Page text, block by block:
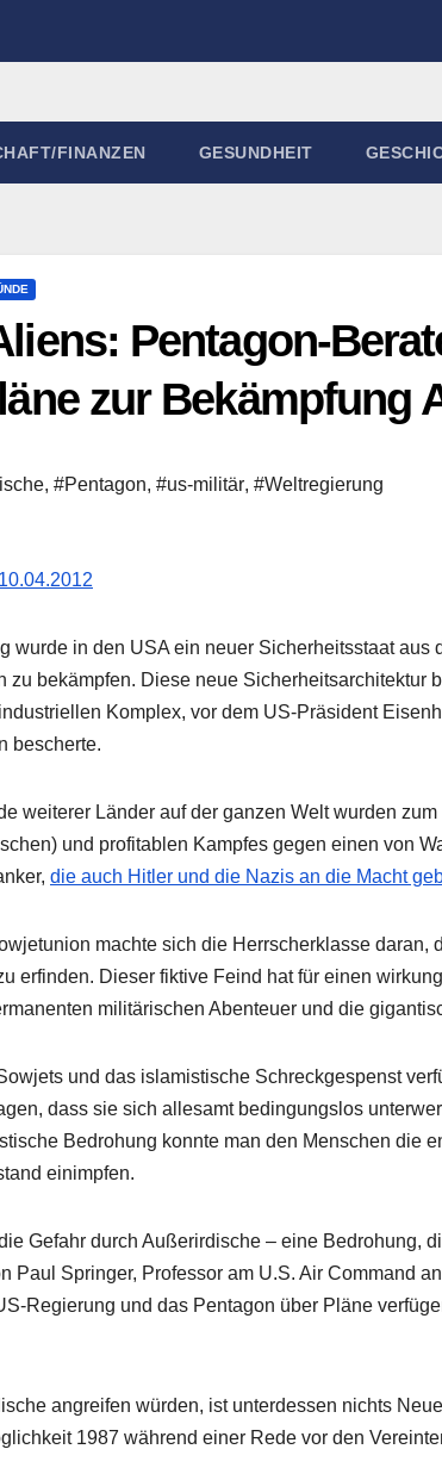
FINANZEN GESUNDHEIT
Pentagon-
zur Bekämpfung
, #Pentagon, #us-militär, #Weltregierung
wurde in den USA ein neuer Sicherheitsstaat aus
zu bekämpfen. Diese neue Sicherheitsarchitektur
Komplex, vor dem US-Präsident
bescherte.
weiterer Länder auf der ganzen Welt wurden
und profitablen Kampfes gegen einen von
die auch Hitler und die Nazis an die Macht
machte sich die Herrscherklasse daran,
erfinden. Dieser fiktive Feind hat für einen
militärischen Abenteuer und die
und das islamistische Schreckgespenst
dass sie sich allesamt bedingungslos
Bedrohung konnte man den Menschen die
einimpfen.
Gefahr durch Außerirdische – eine Bedrohung,
Paul Springer, Professor am U.S. Air Command
Regierung und das Pentagon über Pläne
angreifen würden, ist unterdessen nichts
1987 während einer Rede vor den